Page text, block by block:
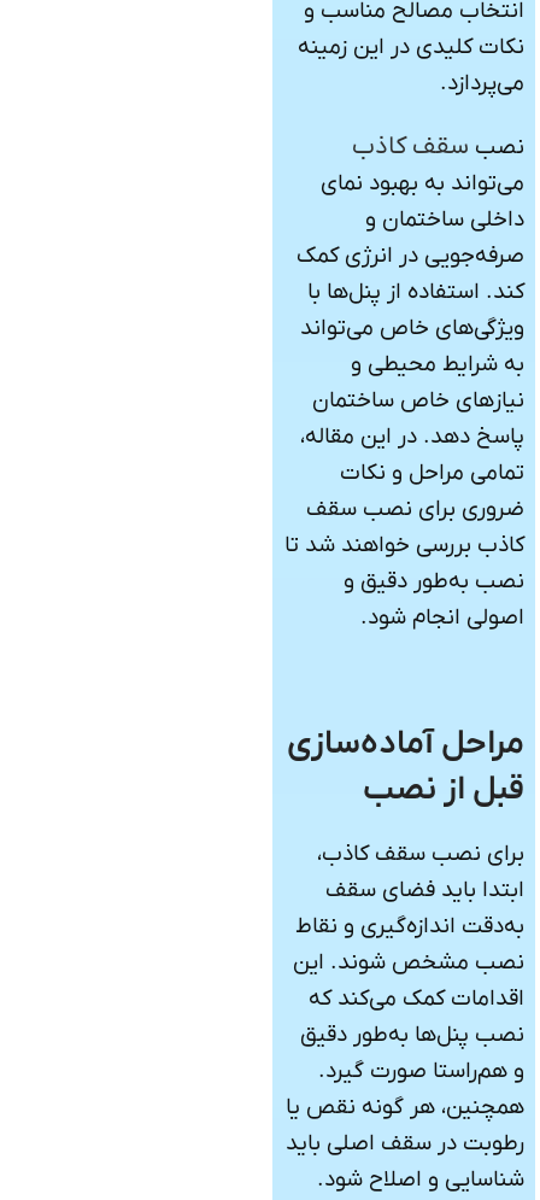
انتخاب مصالح مناسب و
نکات کلیدی در این زمینه
می‌پردازد.
نصب سقف کاذب
می‌تواند به بهبود نمای
داخلی ساختمان و
صرفه‌جویی در انرژی کمک
کند. استفاده از پنل‌ها با
ویژگی‌های خاص می‌تواند
به شرایط محیطی و
نیازهای خاص ساختمان
پاسخ دهد. در این مقاله،
تمامی مراحل و نکات
ضروری برای نصب سقف
کاذب بررسی خواهند شد تا
نصب به‌طور دقیق و
اصولی انجام شود.
مراحل آماده‌سازی
قبل از نصب
برای نصب سقف کاذب،
ابتدا باید فضای سقف
به‌دقت اندازه‌گیری و نقاط
نصب مشخص شوند. این
اقدامات کمک می‌کند که
نصب پنل‌ها به‌طور دقیق
و هم‌راستا صورت گیرد.
همچنین، هر گونه نقص یا
رطوبت در سقف اصلی باید
شناسایی و اصلاح شود.